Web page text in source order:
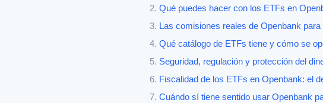
Qué puedes hacer con los ETFs en
Las comisiones reales de Openbank
Qué catálogo de ETFs tiene y cómo se
Seguridad, regulación y protección del
Fiscalidad de los ETFs en Openbank: el
Cuándo sí tiene sentido usar Openbank